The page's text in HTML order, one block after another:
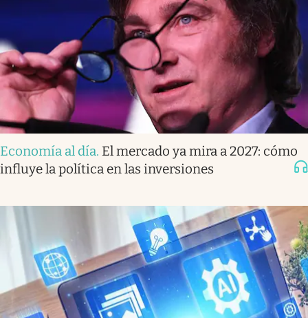
Economía al día. El mercado ya mira a 2027: cómo
influye la política en las inversiones